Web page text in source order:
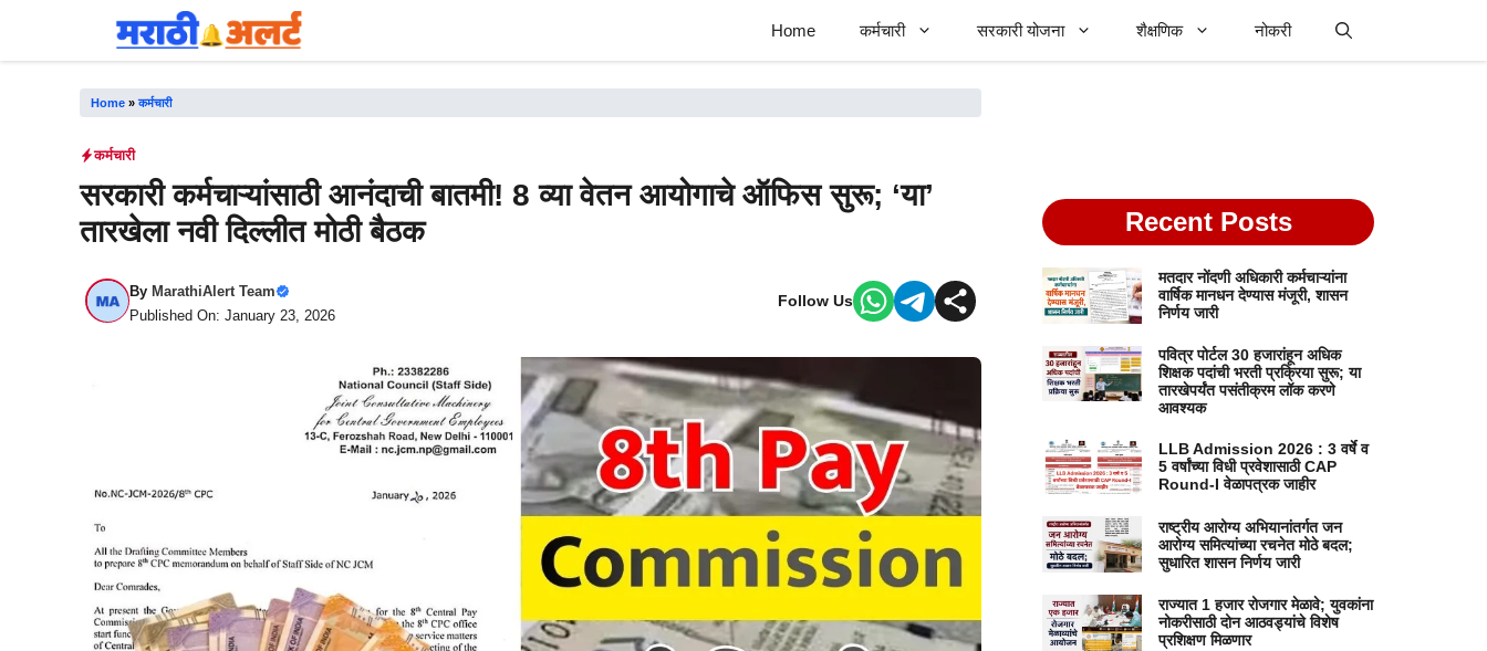
Home कर्मचारी सरकारी योजना शैक्षणिक नोकरी
Home »कर्मचारी
कर्मचारी
सरकारी कर्मचाऱ्यांसाठी आनंदाची बातमी! 8 व्या वेतन आयोगाचे ऑफिस सुरू; ‘या’
तारखेला नवी दिल्लीत मोठी बैठक
By MarathiAlert Team
Published On: January 23, 2026
Follow Us
Recent Posts
मतदार नोंदणी अधिकारी कर्मचाऱ्यांना
वार्षिक मानधन देण्यास मंजूरी, शासन
निर्णय जारी
पवित्र पोर्टल 30 हजारांहून अधिक
शिक्षक पदांची भरती प्रक्रिया सुरू; या
तारखेपर्यंत पसंतीक्रम लॉक करणे
आवश्यक
LLB Admission 2026 : 3 वर्षे व
5 वर्षांच्या विधी प्रवेशासाठी CAP
Round-I वेळापत्रक जाहीर
राष्ट्रीय आरोग्य अभियानांतर्गत जन
आरोग्य समित्यांच्या रचनेत मोठे बदल;
सुधारित शासन निर्णय जारी
राज्यात 1 हजार रोजगार मेळावे; युवकांना
नोकरीसाठी दोन आठवड्यांचे विशेष
प्रशिक्षण मिळणार